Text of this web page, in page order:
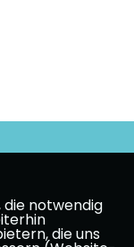
die notwendig
die uns